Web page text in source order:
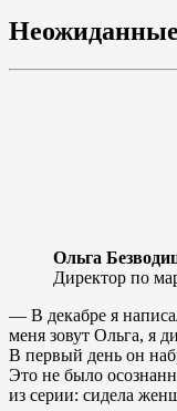
Ольга
Директор по
— В декабре я
меня зовут Ольга, я
В первый день он
Это не было
из серии: сидела